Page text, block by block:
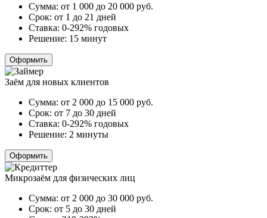
Сумма: от 1 000 до 20 000 руб.
Срок: от 1 до 21 дней
Ставка: 0-292% годовых
Решение: 15 минут
Оформить
Заём для новых клиентов
Сумма: от 2 000 до 15 000 руб.
Срок: от 7 до 30 дней
Ставка: 0-292% годовых
Решение: 2 минуты
Оформить
Микрозаём для физических лиц
Сумма: от 2 000 до 30 000 руб.
Срок: от 5 до 30 дней